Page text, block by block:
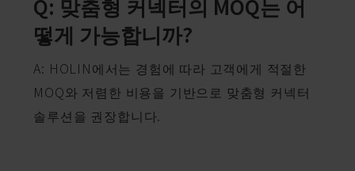
떻게 가능합니까?
A: HOLIN에서는 경험에 따라 고객에게 적절한
MOQ와 저렴한 비용을 기반으로 맞춤형 커넥터
솔루션을 권장합니다.